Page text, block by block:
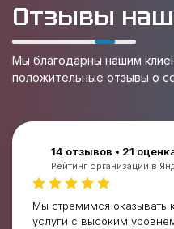
Отзывы
Мы благодарны нашим
положительные отзывы о
14 отзывов • 21
Рейтинг организации в
Мы стремимся оказывать
услуги с высоким